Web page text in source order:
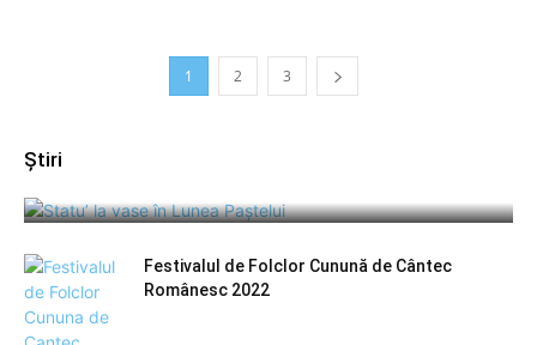
1 2 3
Știri
Festivalul de Folclor Cunună de Cântec
Românesc 2022